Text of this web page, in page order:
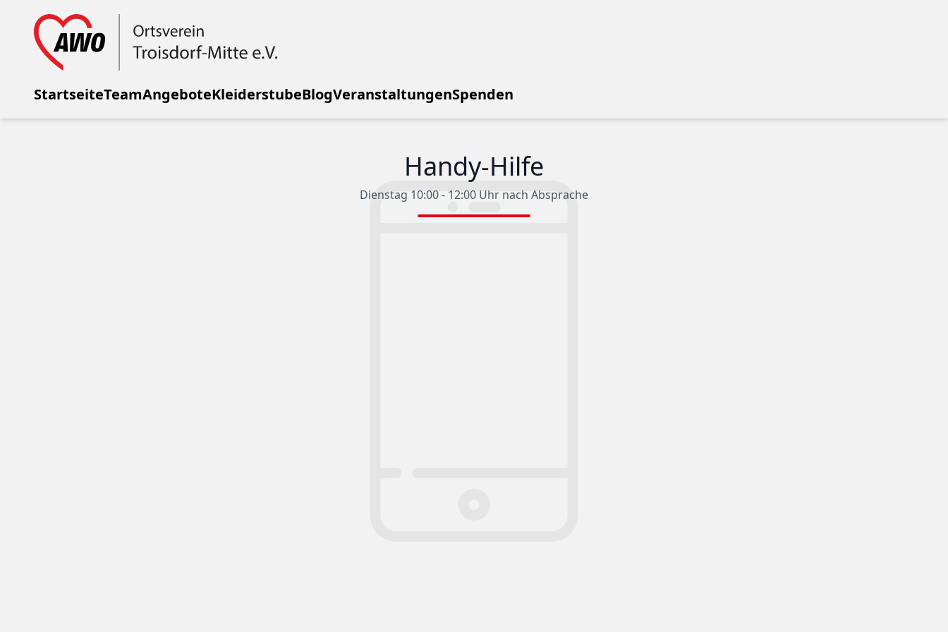
StartseiteTeamAngeboteKleiderstubeBlogVeranstaltungenSpenden
Handy-Hilfe
Dienstag 10:00 - 12:00 Uhr nach Absprache